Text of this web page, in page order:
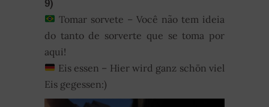
9)
Tomar sorvete – Você não tem ideia
do tanto de sorverte que se toma por
aqui!
Eis essen – Hier wird ganz schön viel
Eis gegessen:)